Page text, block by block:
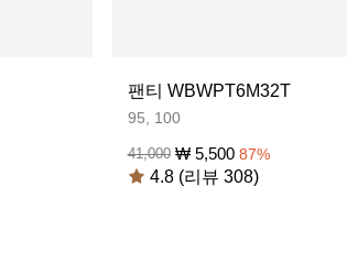
팬티 WBWPT6M32T
95, 100
41,000 ₩ 5,500 87%
4.8 (리뷰 308)